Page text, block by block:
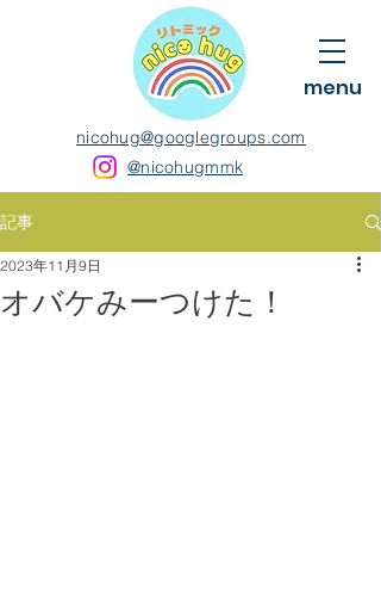
nicohug@googlegroups.com
menu
@nicohugmmk
記事
オバケみーつけた！
2023年11月9日